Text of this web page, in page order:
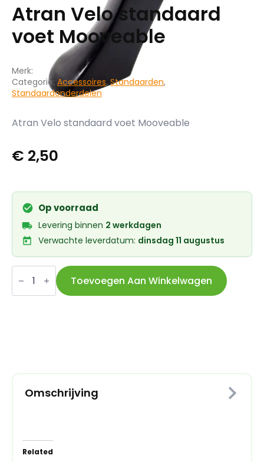
Atran Velo standaard
voet Mooveable
Merk:
Categorie: Accessoires,Standaarden,
Standaardonderdelen
Atran Velo standaard voet Mooveable
€ 2,50
Op voorraad
Levering binnen 2 werkdagen
Verwachte leverdatum: dinsdag 11 augustus
Atran
Velo
standaard
voet
Toevoegen Aan Winkelwagen
Omschrijving
Related